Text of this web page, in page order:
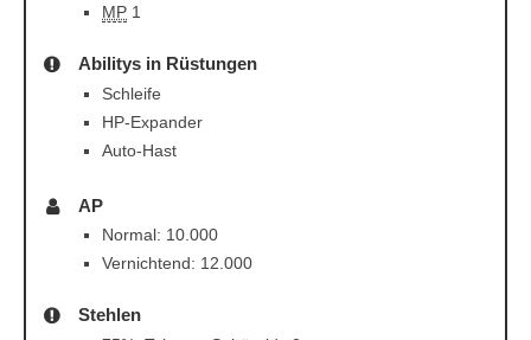
MP 1
Abilitys in Rüstungen
Schleife
HP-Expander
Auto-Hast
AP
Normal: 10.000
Vernichtend: 12.000
Stehlen